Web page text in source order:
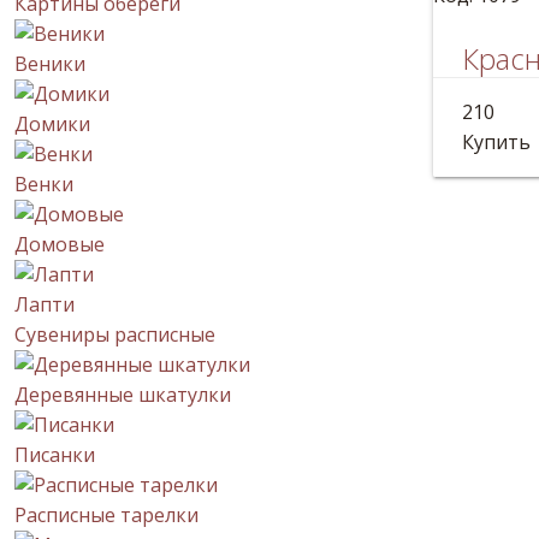
Веники
Домики
Венки
Домовые
Лапти
Сувениры расписные
Деревянные шкатулки
Писанки
Расписные тарелки
Длина:
210
Купить